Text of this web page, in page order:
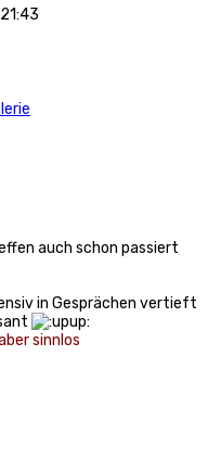
auch schon passiert
in Gesprächen vertieft
sinnlos